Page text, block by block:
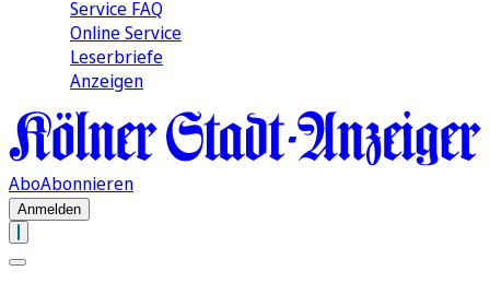
Service FAQ
Online Service
Leserbriefe
Anzeigen
AboAbonnieren
Anmelden